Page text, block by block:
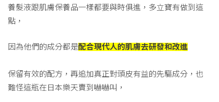
養髮液跟肌膚保養品一樣都要與時俱進，多立寶有做到這
點，
因為他們的成分都是配合現代人的肌膚去研發和改進
保留有效的配方，再追加真正對頭皮有益的先驅成分，也
難怪這瓶在日本樂天賣到嚇嚇叫，